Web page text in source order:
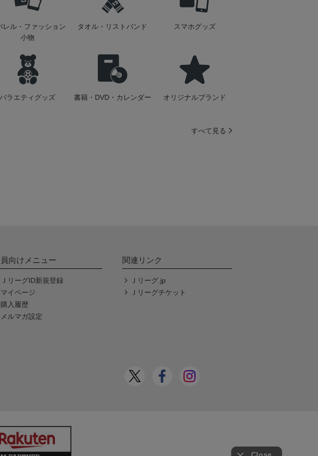
レル・ファッション
小物
タオル・リストバンド スマホグッズ
バラエティグッズ 書籍・DVD・カレンダー オリジナルブランド
すべて見る
向けメニュー
ＪリーグID新規登録
マイページ
購入履歴
メルマガ設定
関連リンク
Ｊリーグ.jp
Ｊリーグチケット